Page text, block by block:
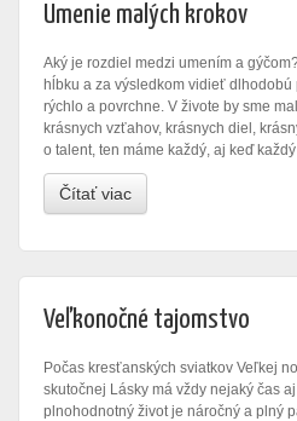
Umenie malých krokov
Aký je rozdiel medzi umením a
hĺbku a za výsledkom vidieť dlhodobú
rýchlo a povrchne. V živote by sme
krásnych vzťahov, krásnych diel,
o talent, ten máme každý, aj keď
Čítať viac
Veľkonočné tajomstvo
Počas kresťanských sviatkov Veľkej
skutočnej Lásky má vždy nejaký čas
plnohodnotný život je náročný a plný